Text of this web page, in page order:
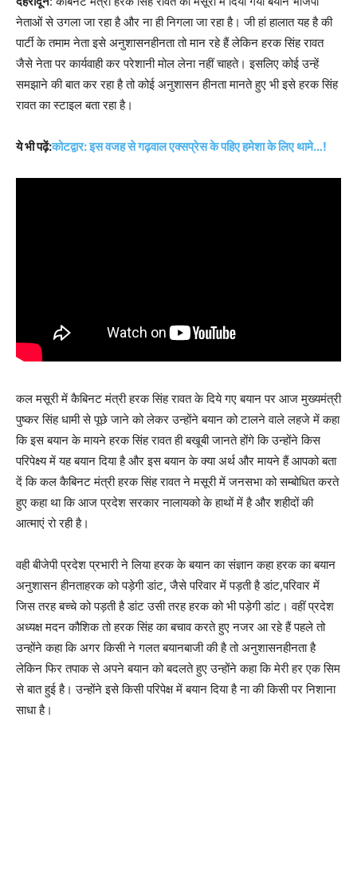
नेताओं से उगला जा रहा है और ना ही निगला जा रहा है। जी हां हालात यह है की
पार्टी के तमाम नेता इसे अनुशासनहीनता तो मान रहे हैं लेकिन हरक सिंह रावत
जैसे नेता पर कार्यवाही कर परेशानी मोल लेना नहीं चाहते। इसलिए कोई उन्हें
समझाने की बात कर रहा है तो कोई अनुशासन हीनता मानते हुए भी इसे हरक सिंह
रावत का स्टाइल बता रहा है।
ये भी पढ़ें:कोटद्वार: इस वजह से गढ़वाल एक्सप्रेस के पहिए हमेशा के लिए थामे…!
कल मसूरी में कैबिनट मंत्री हरक सिंह रावत के दिये गए बयान पर आज मुख्यमंत्री
पुष्कर सिंह धामी से पूछे जाने को लेकर उन्होंने बयान को टालने वाले लहजे में कहा
कि इस बयान के मायने हरक सिंह रावत ही बखूबी जानते होंगे कि उन्होंने किस
परिपेक्ष्य में यह बयान दिया है और इस बयान के क्या अर्थ और मायने हैं आपको बता
दें कि कल कैबिनट मंत्री हरक सिंह रावत ने मसूरी में जनसभा को सम्बोधित करते
हुए कहा था कि आज प्रदेश सरकार नालायको के हाथों में है और शहीदों की
आत्माएं रो रही है।
वही बीजेपी प्रदेश प्रभारी ने लिया हरक के बयान का संज्ञान कहा हरक का बयान
अनुशासन हीनताहरक को पड़ेगी डांट, जैसे परिवार में पड़ती है डांट,परिवार में
जिस तरह बच्चे को पड़ती है डांट उसी तरह हरक को भी पड़ेगी डांट। वहीं प्रदेश
अध्यक्ष मदन कौशिक तो हरक सिंह का बचाव करते हुए नजर आ रहे हैं पहले तो
उन्होंने कहा कि अगर किसी ने गलत बयानबाजी की है तो अनुशासनहीनता है
लेकिन फिर तपाक से अपने बयान को बदलते हुए उन्होंने कहा कि मेरी हर एक सिम
से बात हुई है। उन्होंने इसे किसी परिपेक्ष में बयान दिया है ना की किसी पर निशाना
साधा है।